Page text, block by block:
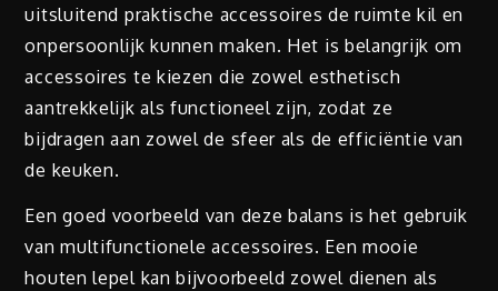
uitsluitend praktische accessoires de ruimte kil en
onpersoonlijk kunnen maken. Het is belangrijk om
accessoires te kiezen die zowel esthetisch
aantrekkelijk als functioneel zijn, zodat ze
bijdragen aan zowel de sfeer als de efficiëntie van
de keuken.
Een goed voorbeeld van deze balans is het gebruik
van multifunctionele accessoires. Een mooie
houten lepel kan bijvoorbeeld zowel dienen als